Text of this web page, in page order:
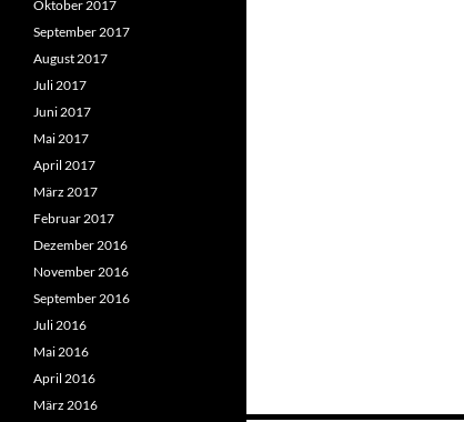
Oktober 2017
September 2017
August 2017
Juli 2017
Juni 2017
Mai 2017
April 2017
März 2017
Februar 2017
Dezember 2016
November 2016
September 2016
Juli 2016
Mai 2016
April 2016
März 2016